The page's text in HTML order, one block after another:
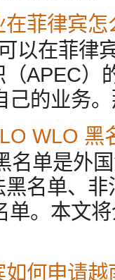
在菲律宾怎
以在菲律
（APEC）
己的业务
WLO 黑
名单是外
黑名单、
单。本文
如何申请越